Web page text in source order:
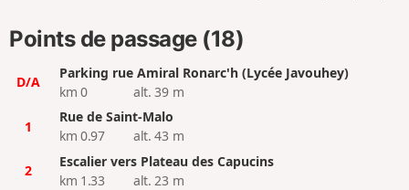
Points de passage (18)
D/A
Parking rue Amiral Ronarc'h (Lycée Javouhey)
km 0
alt. 39 m
1
Rue de Saint-Malo
km 0.97
alt. 43 m
2
Escalier vers Plateau des Capucins
km 1.33
alt. 23 m